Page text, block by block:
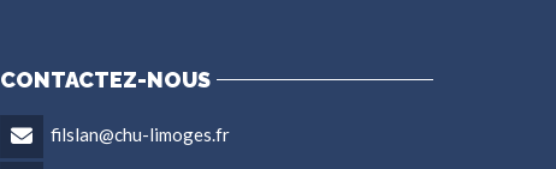
CONTACTEZ-NOUS
filslan@chu-limoges.fr